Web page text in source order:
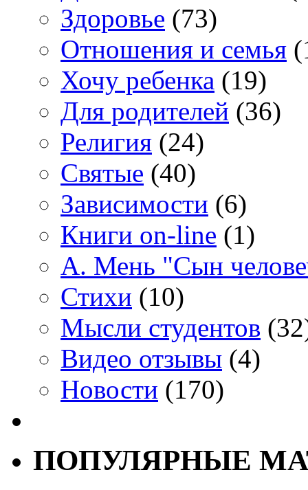
Здоровье (73)
Отношения и семья
Хочу ребенка (19)
Для родителей (36)
Религия (24)
Святые (40)
Зависимости (6)
Книги on-line (1)
А. Мень "Сын
Стихи (10)
Мысли студентов
Видео отзывы (4)
Новости (170)
ПОПУЛЯРНЫЕ